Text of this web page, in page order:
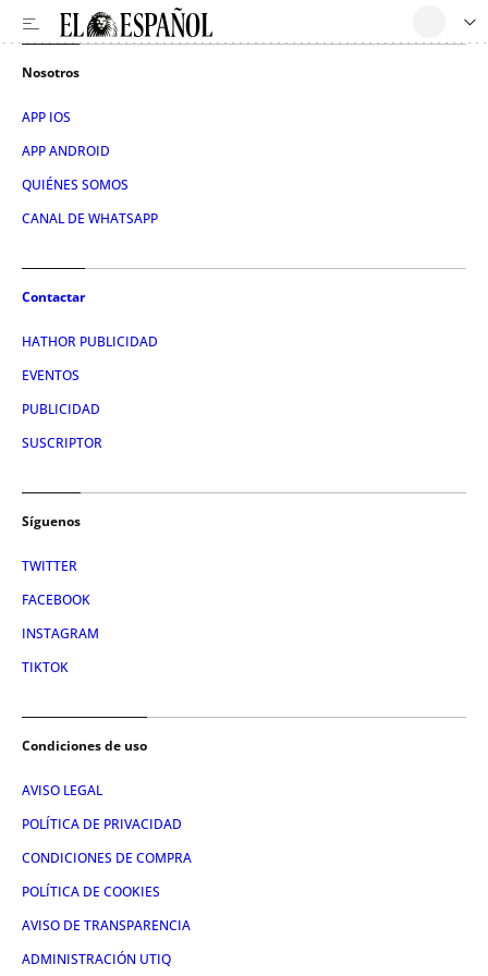
Nosotros
APP IOS
APP ANDROID
QUIÉNES SOMOS
CANAL DE WHATSAPP
Contactar
HATHOR PUBLICIDAD
EVENTOS
PUBLICIDAD
SUSCRIPTOR
Síguenos
TWITTER
FACEBOOK
INSTAGRAM
TIKTOK
Condiciones de uso
AVISO LEGAL
POLÍTICA DE PRIVACIDAD
CONDICIONES DE COMPRA
POLÍTICA DE COOKIES
AVISO DE TRANSPARENCIA
ADMINISTRACIÓN UTIQ